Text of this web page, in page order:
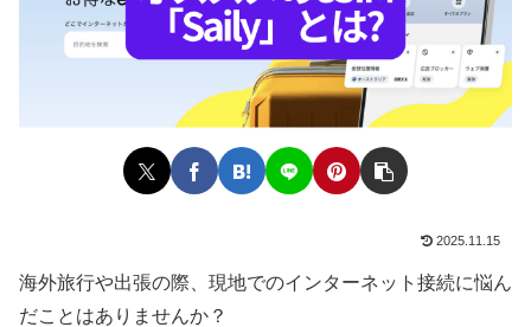
2025.11.15
海外旅行や出張の際、現地でのインターネット接続に悩ん
だことはありませんか？